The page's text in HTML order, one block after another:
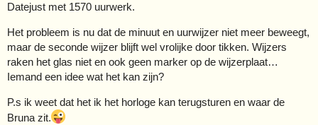
Datejust met 1570 uurwerk.
Het probleem is nu dat de minuut en uurwijzer niet meer beweegt,
maar de seconde wijzer blijft wel vrolijke door tikken. Wijzers
raken het glas niet en ook geen marker op de wijzerplaat…
Iemand een idee wat het kan zijn?
P.s ik weet dat het ik het horloge kan terugsturen en waar de
Bruna zit.